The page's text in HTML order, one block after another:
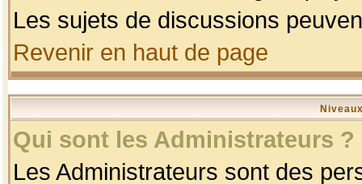
Les sujets de discussions
Revenir en haut de page
Qui sont les Administrateurs ?
Les Administrateurs sont des